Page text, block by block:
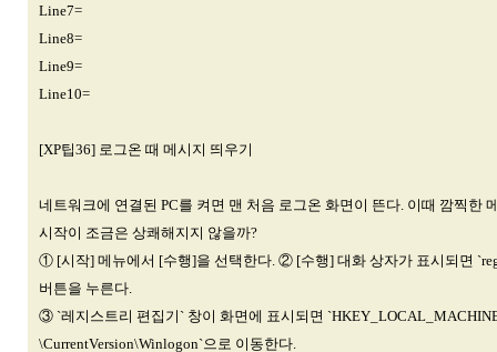
Line7=
Line8=
Line9=
Line10=
[XP팁36] 로그온 때 메시지 띄우기
네트워크에 연결된 PC를 켜면 맨 처음 로그온 화면이 뜬다. 이때 깜찍한
시작이 조금은 상쾌해지지 않을까?
① [시작] 메뉴에서 [수행]을 선택한다. ② [수행] 대화 상자가 표시되면
버튼을 누른다.
③ `레지스트리 편집기` 창이 화면에 표시되면
\CurrentVersion\Winlogon`으로 이동한다.